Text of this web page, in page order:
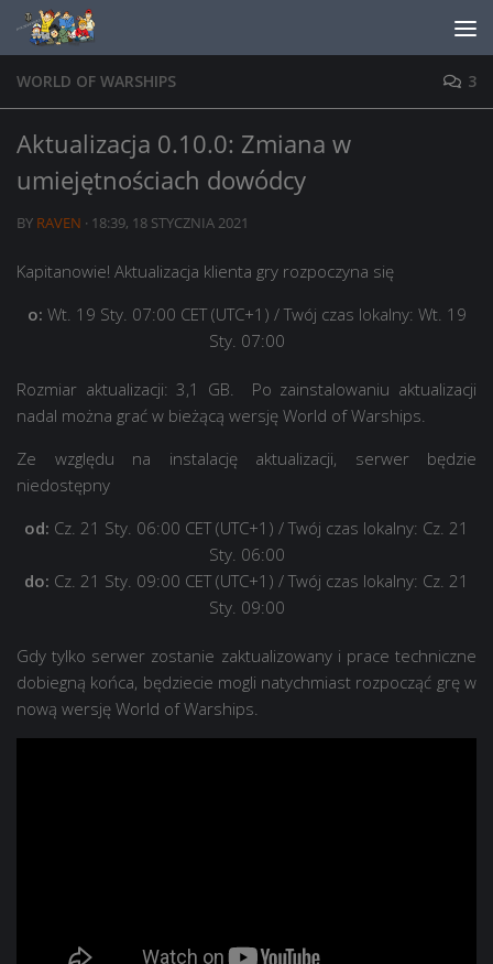
Skip to content
WORLD OF WARSHIPS 3
Aktualizacja 0.10.0: Zmiana w
umiejętnościach dowódcy
BY RAVEN · 18:39, 18 STYCZNIA 2021
Kapitanowie! Aktualizacja klienta gry rozpoczyna się
o: Wt. 19 Sty. 07:00 CET (UTC+1) / Twój czas lokalny: Wt. 19
Sty. 07:00
Rozmiar aktualizacji: 3,1 GB. Po zainstalowaniu aktualizacji
nadal można grać w bieżącą wersję World of Warships.
Ze względu na instalację aktualizacji, serwer będzie
niedostępny
od: Cz. 21 Sty. 06:00 CET (UTC+1) / Twój czas lokalny: Cz. 21
Sty. 06:00
do: Cz. 21 Sty. 09:00 CET (UTC+1) / Twój czas lokalny: Cz. 21
Sty. 09:00
Gdy tylko serwer zostanie zaktualizowany i prace techniczne
dobiegną końca, będziecie mogli natychmiast rozpocząć grę w
nową wersję World of Warships.